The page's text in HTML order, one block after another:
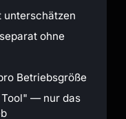
unterschätzen
ohne
Betriebsgröße
Tool" — nur das